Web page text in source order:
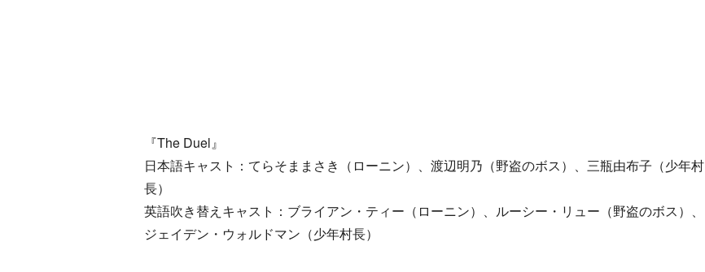
『The Duel』
日本語キャスト：てらそままさき（ローニン）、渡辺明乃（野盗のボス）、三瓶由布子（少年村
長）
英語吹き替えキャスト：ブライアン・ティー（ローニン）、ルーシー・リュー（野盗のボス）、
ジェイデン・ウォルドマン（少年村長）